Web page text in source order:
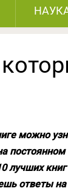
можно
постоянном
лучших книг
ответы на